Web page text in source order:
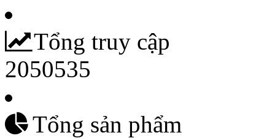
Tổng truy cập
2050535
Tổng sản phẩm